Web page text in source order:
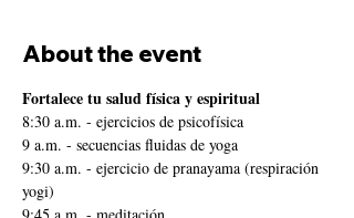
About the event
Fortalece tu salud física y espiritual
8:30 a.m. - ejercicios de psicofísica
9 a.m. - secuencias fluidas de yoga
9:30 a.m. - ejercicio de pranayama (respiración
yogi)